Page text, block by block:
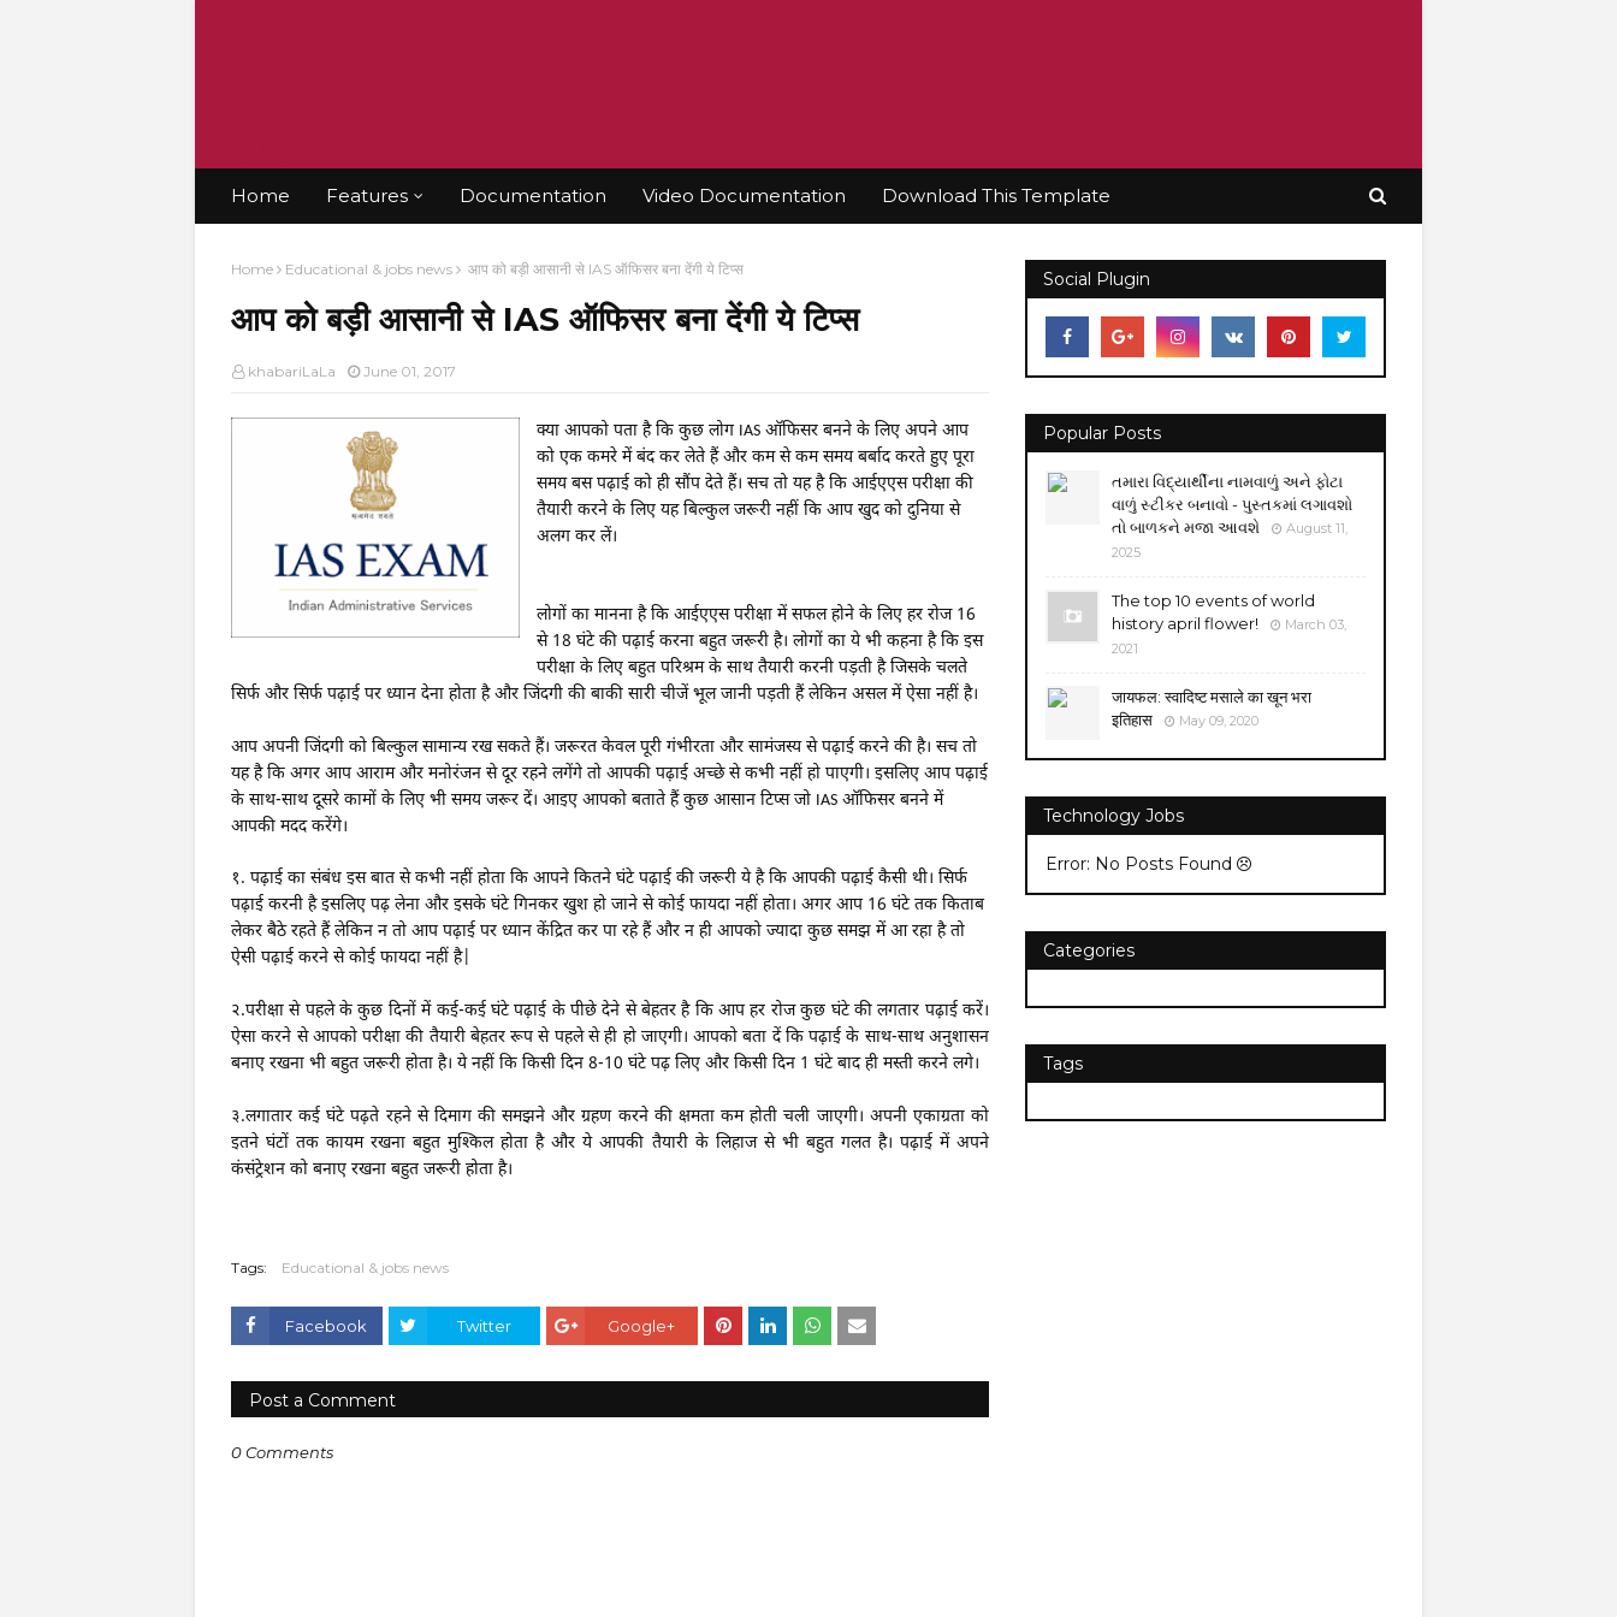
Home Features Documentation Video Documentation Download This Template
Home Educational & jobs news आप को बड़ी आसानी से IAS ऑफिसर बना देंगी ये टिप्स
आप को बड़ी आसानी से IAS ऑफिसर बना देंगी ये टिप्स
khabariLaLa June 01, 2017
क्या आपको पता है कि कुछ लोग IAS ऑफिसर बनने के लिए अपने आप
को एक कमरे में बंद कर लेते हैं और कम से कम समय बर्बाद करते हुए पूरा
समय बस पढ़ाई को ही सौंप देते हैं। सच तो यह है कि आईएएस परीक्षा की
तैयारी करने के लिए यह बिल्कुल जरूरी नहीं कि आप खुद को दुनिया से
अलग कर लें।
लोगों का मानना है कि आईएएस परीक्षा में सफल होने के लिए हर रोज 16
से 18 घंटे की पढ़ाई करना बहुत जरूरी है। लोगों का ये भी कहना है कि इस
परीक्षा के लिए बहुत परिश्रम के साथ तैयारी करनी पड़ती है जिसके चलते
सिर्फ और सिर्फ पढ़ाई पर ध्यान देना होता है और जिंदगी की बाकी सारी चीजें भूल जानी पड़ती हैं लेकिन असल में ऐसा नहीं है।
आप अपनी जिंदगी को बिल्कुल सामान्य रख सकते हैं। जरूरत केवल पूरी गंभीरता और सामंजस्य से पढ़ाई करने की है। सच तो
यह है कि अगर आप आराम और मनोरंजन से दूर रहने लगेंगे तो आपकी पढ़ाई अच्छे से कभी नहीं हो पाएगी। इसलिए आप पढ़ाई
के साथ-साथ दूसरे कामों के लिए भी समय जरूर दें। आइए आपको बताते हैं कुछ आसान टिप्स जो IAS ऑफिसर बनने में
आपकी मदद करेंगे।
१. पढ़ाई का संबंध इस बात से कभी नहीं होता कि आपने कितने घंटे पढ़ाई की जरूरी ये है कि आपकी पढ़ाई कैसी थी। सिर्फ
पढ़ाई करनी है इसलिए पढ़ लेना और इसके घंटे गिनकर खुश हो जाने से कोई फायदा नहीं होता। अगर आप 16 घंटे तक किताब
लेकर बैठे रहते हैं लेकिन न तो आप पढ़ाई पर ध्यान केंद्रित कर पा रहे हैं और न ही आपको ज्यादा कुछ समझ में आ रहा है तो
ऐसी पढ़ाई करने से कोई फायदा नहीं है|
२.परीक्षा से पहले के कुछ दिनों में कई-कई घंटे पढ़ाई के पीछे देने से बेहतर है कि आप हर रोज कुछ घंटे की लगतार पढ़ाई करें।
ऐसा करने से आपको परीक्षा की तैयारी बेहतर रूप से पहले से ही हो जाएगी। आपको बता दें कि पढ़ाई के साथ-साथ अनुशासन
बनाए रखना भी बहुत जरूरी होता है। ये नहीं कि किसी दिन 8-10 घंटे पढ़ लिए और किसी दिन 1 घंटे बाद ही मस्ती करने लगे।
३.लगातार कई घंटे पढ़ते रहने से दिमाग की समझने और ग्रहण करने की क्षमता कम होती चली जाएगी। अपनी एकाग्रता को
इतने घंटों तक कायम रखना बहुत मुश्किल होता है और ये आपकी तैयारी के लिहाज से भी बहुत गलत है। पढ़ाई में अपने
कंसंट्रेशन को बनाए रखना बहुत जरूरी होता है।
Tags: Educational & jobs news
Facebook Twitter Google+
Post a Comment
0 Comments
Social Plugin
Popular Posts
તમારા વિદ્યાર્થીના નામવાળું અને ફોટા
વાળું સ્ટીકર બનાવો - પુસ્તકમાં લગાવશો
તો બાળકને મજા આવશે
August 11,
2025
The top 10 events of world
history april flower!
March 03,
2021
जायफल: स्वादिष्ट मसाले का खून भरा
इतिहास
May 09, 2020
Technology Jobs
Error: No Posts Found
Categories
Tags